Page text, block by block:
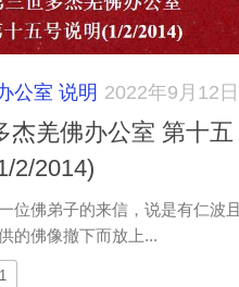
公室 说明 2022年9月12日
杰羌佛办公室 第十五
2/2014)
位佛弟子的来信，说是有仁波且
的佛像撤下而放上...